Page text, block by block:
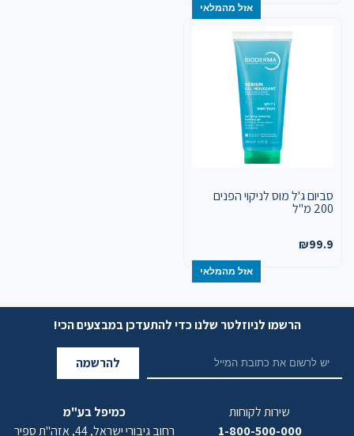
אזל מהמלאי
סביום ג'ל מוס לניקוי הפנים
200 מ"ל
₪99.9
אזל מהמלאי
הרשמו לניוזלטר שלנו כדי להתעדכן במבצעים הכי!
להרשמה
שירות לקוחות
1-800-500-000
כמיפל בע"מ
רחוב גיבורי ישראל, 44, אזה"ת ספיר